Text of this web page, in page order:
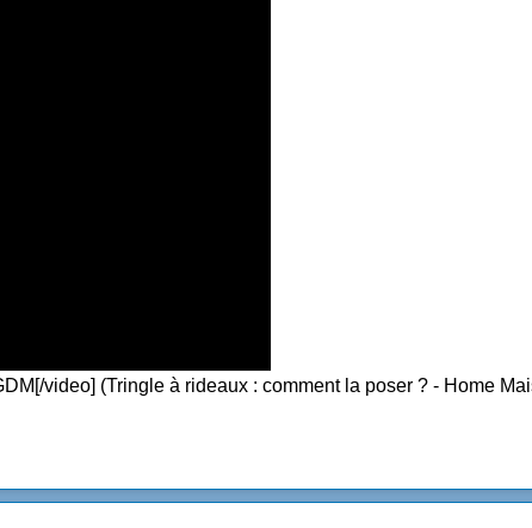
video] (Tringle à rideaux : comment la poser ? - Home